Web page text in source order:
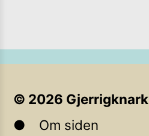
PS:Vil du være med i
kontaktdetaljer i neste steg.
© 2026
Om siden